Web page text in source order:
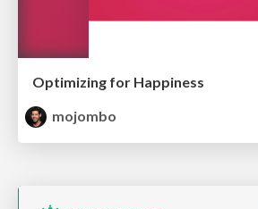
Optimizing for Happiness
mojombo